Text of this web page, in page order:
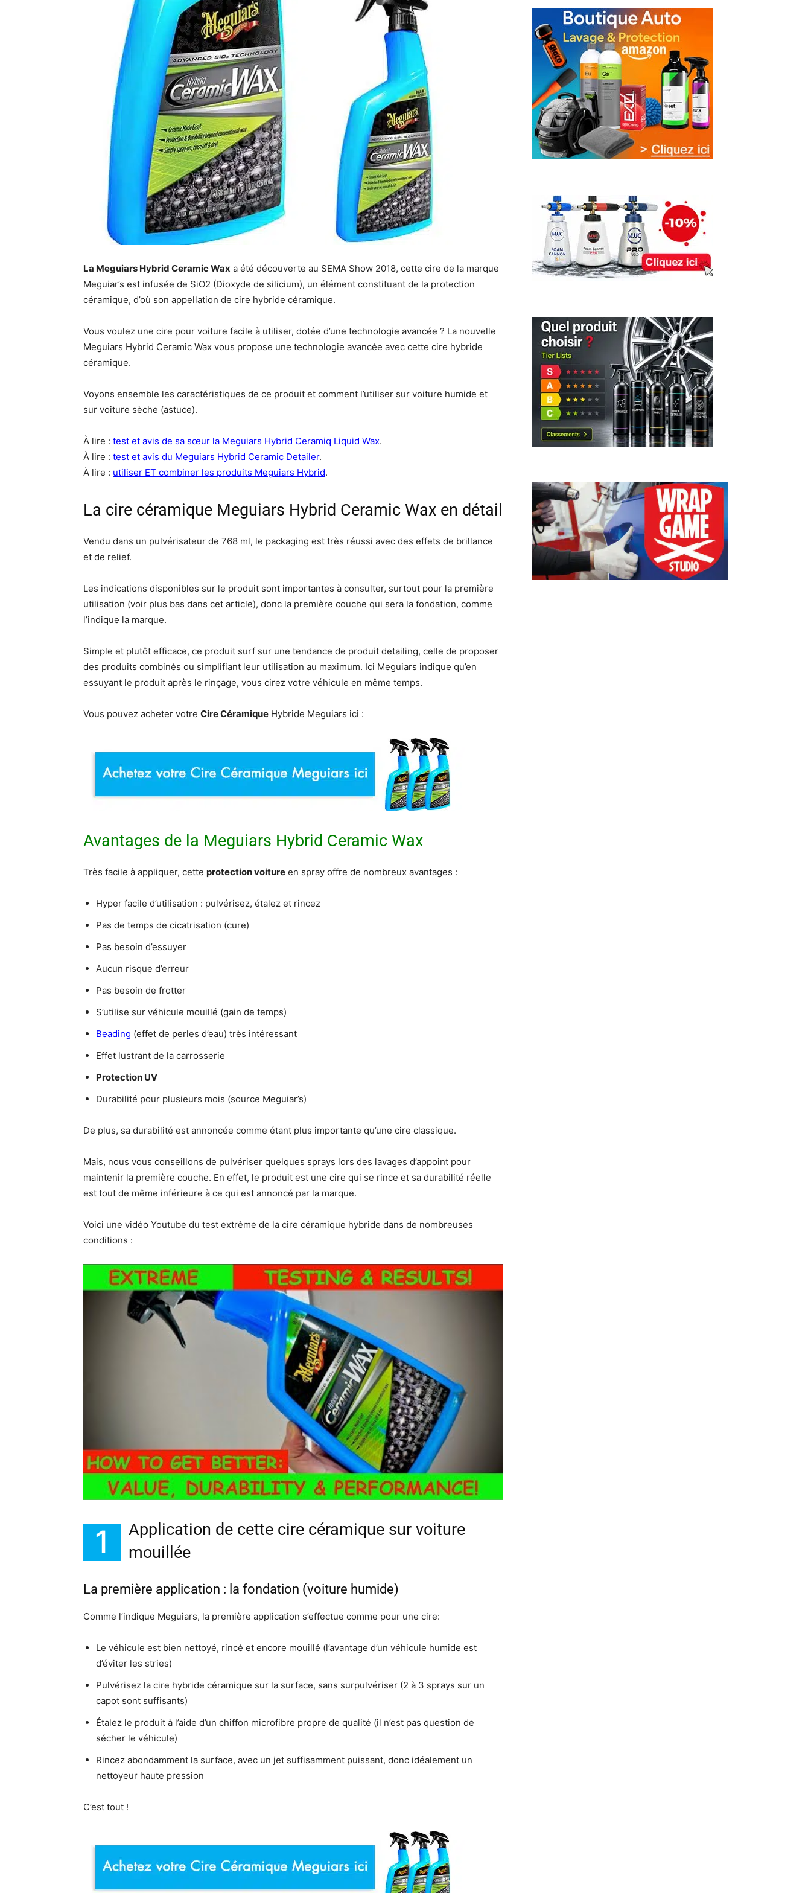
La Meguiars Hybrid Ceramic Wax a été découverte au SEMA Show 2018, cette cire de la marque
Meguiar’s est infusée de SiO2 (Dioxyde de silicium), un élément constituant de la protection
céramique, d’où son appellation de cire hybride céramique.
Vous voulez une cire pour voiture facile à utiliser, dotée d’une technologie avancée ? La nouvelle
Meguiars Hybrid Ceramic Wax vous propose une technologie avancée avec cette cire hybride
céramique.
Voyons ensemble les caractéristiques de ce produit et comment l’utiliser sur voiture humide et
sur voiture sèche (astuce).
À lire : test et avis de sa sœur la Meguiars Hybrid Ceramiq Liquid Wax.
À lire : test et avis du Meguiars Hybrid Ceramic Detailer.
À lire : utiliser ET combiner les produits Meguiars Hybrid.
La cire céramique Meguiars Hybrid Ceramic Wax en détail
Vendu dans un pulvérisateur de 768 ml, le packaging est très réussi avec des effets de brillance
et de relief.
Les indications disponibles sur le produit sont importantes à consulter, surtout pour la première
utilisation (voir plus bas dans cet article), donc la première couche qui sera la fondation, comme
l’indique la marque.
Simple et plutôt efficace, ce produit surf sur une tendance de produit detailing, celle de proposer
des produits combinés ou simplifiant leur utilisation au maximum. Ici Meguiars indique qu’en
essuyant le produit après le rinçage, vous cirez votre véhicule en même temps.
Vous pouvez acheter votre Cire Céramique Hybride Meguiars ici :
Avantages de la Meguiars Hybrid Ceramic Wax
Très facile à appliquer, cette protection voiture en spray offre de nombreux avantages :
Hyper facile d’utilisation : pulvérisez, étalez et rincez
Pas de temps de cicatrisation (cure)
Pas besoin d’essuyer
Aucun risque d’erreur
Pas besoin de frotter
S’utilise sur véhicule mouillé (gain de temps)
Beading (effet de perles d’eau) très intéressant
Effet lustrant de la carrosserie
Protection UV
Durabilité pour plusieurs mois (source Meguiar’s)
De plus, sa durabilité est annoncée comme étant plus importante qu’une cire classique.
Mais, nous vous conseillons de pulvériser quelques sprays lors des lavages d’appoint pour
maintenir la première couche. En effet, le produit est une cire qui se rince et sa durabilité réelle
est tout de même inférieure à ce qui est annoncé par la marque.
Voici une vidéo Youtube du test extrême de la cire céramique hybride dans de nombreuses
conditions :
1
Application de cette cire céramique sur voiture
mouillée
La première application : la fondation (voiture humide)
Comme l’indique Meguiars, la première application s’effectue comme pour une cire:
Le véhicule est bien nettoyé, rincé et encore mouillé (l’avantage d’un véhicule humide est
d’éviter les stries)
Pulvérisez la cire hybride céramique sur la surface, sans surpulvériser (2 à 3 sprays sur un
capot sont suffisants)
Étalez le produit à l’aide d’un chiffon microfibre propre de qualité (il n’est pas question de
sécher le véhicule)
Rincez abondamment la surface, avec un jet suffisamment puissant, donc idéalement un
nettoyeur haute pression
C’est tout !